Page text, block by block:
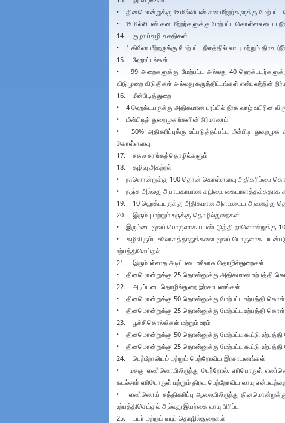
• தினமொன்றுக்கு ½ மில்லியன் கன மீற்றர்களுக்கு
• ½ மில்லியன் கன மீற்றர்களுக்கு மேற்பட்ட கொள்ளவுடைய நீர்
14. குழாய்வழி வசதிகள்
• 1 கிலோ மீற்றருக்கு மேற்பட்ட நீளத்தில் வாயு மற்றும்
15. ஹோட்டல்கள்
• 99 அறைகளுக்கு மேற்பட்ட அல்லது 40
விடுமுறை விடுதிகள் அல்லது கருத்திட்டங்கள் என்பவற்றின்
16. மீன்பிடித்துறை
• 4 ஹெக்டயருக்கு அதிகமான பரப்பில் நீரக வாழ் உயிரின
• மீன்பிடித் துறைமுகங்களின் நிர்மாணம்
• 50% அதிகரிப்புக்கு உட்படுத்தப்பட்ட மீன்பிடி
கொள்ளளவு.
17. சகல சுரங்கத்தொழில்களும்
18. கழிவு அகற்றல்
• நாளொன்றுக்கு 100 தொன் கொள்ளளவு அதிகரிப்பை
• நஞ்சு அல்லது அபாயகரமான கழிவை கையாளத்தக்கதாக
19. 10 ஹெக்டயருக்கு அதிகமான அளவுடைய அனைத்து
20. இரும்பு மற்றும் உருக்கு தொழில்துறைகள்
• இரும்பை மூலப் பொருளாக பயன்படுத்தி நாளொன்றுக்கு
• கழிவிரும்பு உலோகத்தாதுக்களை மூலப் பொருளாக
உற்பத்திசெய்தல்.
21. இரும்பல்லாத அடிப்படை உலோக தொழில்துறைகள்
• தினமொன்றுக்கு 25 தொன்னுக்கு அதிகமான உற்பத்தி
22. அடிப்படை தொழில்துறை இரசாயனங்கள்
• தினமொன்றுக்கு 50 தொன்னுக்கு மேற்பட்ட உற்பத்தி
• தினமொன்றுக்கு 25 தொன்னுக்கு மேற்பட்ட உற்பத்தி
23. பூச்சிகொல்லிகள் மற்றும் உரம்
• தினமொன்றுக்கு 50 தொன்னுக்கு மேற்பட்ட கூட்டு
• தினமொன்றுக்கு 25 தொன்னுக்கு மேற்பட்ட கூட்டு
24. பெற்றோலியம் மற்றும் பெற்றோலிய இரசாயனங்கள்
• மசகு எண்ணெயிலிருந்து பெற்றோல், எரிபொருள்
கடல்சார் எரிபொருள் மற்றும் திரவ பெற்றோலிய வாயு
• எண்ணெய் சுத்திகரிப்பு ஆலையிலிருந்து
உற்பத்திசெய்தல் அல்லது இயற்கை வாயு பிரிப்பு.
25. டயர் மற்றும் டியுப் தொழில்துறைகள்